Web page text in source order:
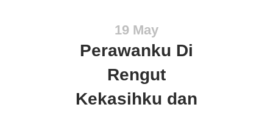
19 May
Perawanku Di
Rengut
Kekasihku dan